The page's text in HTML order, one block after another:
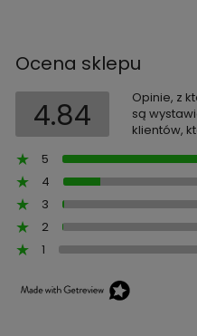
Ocena sklepu
4.84
Opinie, z
są
klientów,
5
4
3
2
1